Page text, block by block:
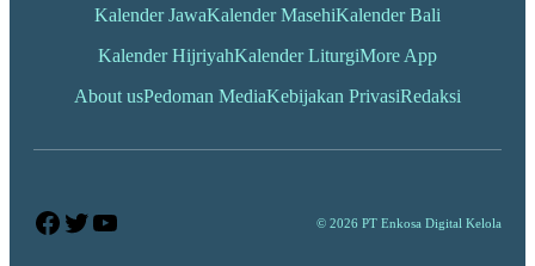
Kalender JawaKalender MasehiKalender Bali
Kalender HijriyahKalender LiturgiMore App
About usPedoman MediaKebijakan PrivasiRedaksi
Facebook
Twitter
YouTube © 2026 PT Enkosa Digital Kelola